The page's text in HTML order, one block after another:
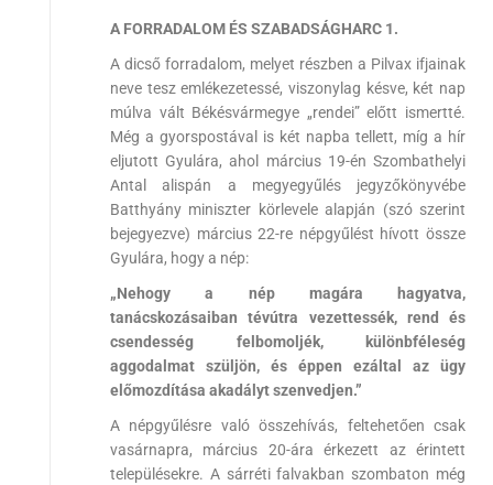
A FORRADALOM ÉS SZABADSÁGHARC 1.
A dicső forradalom, melyet részben a Pilvax ifjainak
neve tesz emlékezetessé, viszonylag késve, két nap
múlva vált Békésvármegye „rendei” előtt ismertté.
Még a gyorspostával is két napba tellett, míg a hír
eljutott Gyulára, ahol március 19-én Szombathelyi
Antal alispán a megyegyűlés jegyzőkönyvébe
Batthyány miniszter körlevele alapján (szó szerint
bejegyezve) március 22-re népgyűlést hívott össze
Gyulára, hogy a nép:
„Nehogy a nép magára hagyatva,
tanácskozásaiban tévútra vezettessék, rend és
csendesség felbomoljék, különbféleség
aggodalmat szüljön, és éppen ezáltal az ügy
előmozdítása akadályt szenvedjen.”
A népgyűlésre való összehívás, feltehetően csak
vasárnapra, március 20-ára érkezett az érintett
településekre. A sárréti falvakban szombaton még